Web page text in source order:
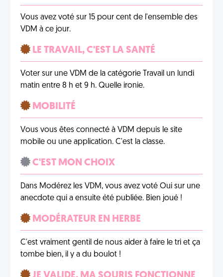
Vous avez voté sur 15 pour cent de l'ensemble des
VDM à ce jour.
LE TRAVAIL, C'EST LA SANTÉ
Voter sur une VDM de la catégorie Travail un lundi
matin entre 8 h et 9 h. Quelle ironie.
MOBILITÉ
Vous vous êtes connecté à VDM depuis le site
mobile ou une application. C'est la classe.
C'EST MON CHOIX
Dans Modérez les VDM, vous avez voté Oui sur une
anecdote qui a ensuite été publiée. Bien joué !
MODÉRATEUR EN HERBE
C'est vraiment gentil de nous aider à faire le tri et ça
tombe bien, il y a du boulot !